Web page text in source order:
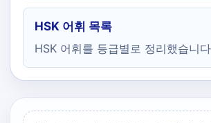
HSK 어휘 목록
HSK 어휘를 등급별로 정리했습니